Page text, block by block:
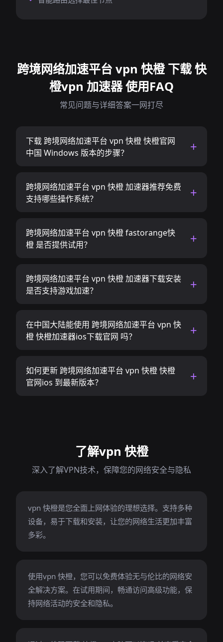
跨境网络加速平台 vpn 快橙 下载 快
橙vpn 加速器 使用FAQ
常见问题与详细答案一网打尽
下载 跨境网络加速平台 vpn 快橙 快橙官网
中国 Windows 版本的步骤？
跨境网络加速平台 vpn 快橙 加速器推荐免费
支持哪些操作系统？
跨境网络加速平台 vpn 快橙 fastorange快
橙 是否提供试用？
跨境网络加速平台 vpn 快橙 加速器下载安装
是否支持游戏加速？
在中国大陆能使用 跨境网络加速平台 vpn 快
橙 快橙加速器ios下载官网 吗？
如何更新 跨境网络加速平台 vpn 快橙 快橙
官网ios 到最新版本？
了解vpn 快橙
深入了解VPN技术，保障您的网络安全与隐私
vpn 快橙是您全面上网体验的理想选择。支持多种
设备，易于下载和安装，让您的网络生活更加丰富
多彩。
使用vpn 快橙，您可以免费体验无与伦比的网络安
全解决方案。在试用期间，畅通访问高级功能，保
持网络活动的安全和隐私。